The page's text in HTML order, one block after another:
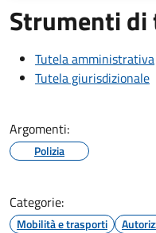
Strumenti
Tutela amministrativa
Tutela giurisdizionale
Argomenti:
Polizia
Categorie:
Mobilità e trasporti